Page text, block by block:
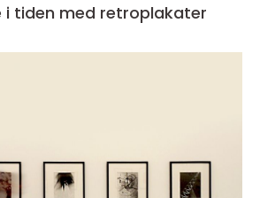
i tiden med retroplakater